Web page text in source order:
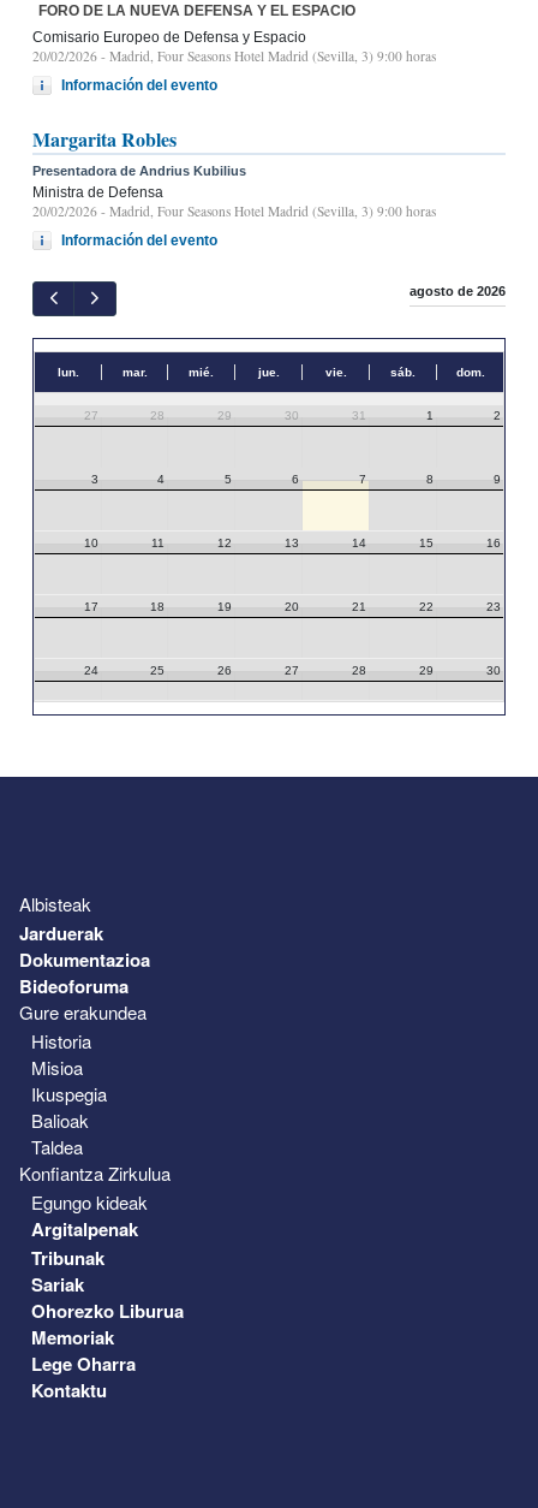
FORO DE LA NUEVA DEFENSA Y EL ESPACIO
Comisario Europeo de Defensa y Espacio
20/02/2026 - Madrid, Four Seasons Hotel Madrid (Sevilla, 3) 9:00 horas
Información del evento
Margarita Robles
Presentadora de Andrius Kubilius
Ministra de Defensa
20/02/2026 - Madrid, Four Seasons Hotel Madrid (Sevilla, 3) 9:00 horas
Información del evento
agosto de 2026
lun. mar. mié. jue. vie. sáb. dom.
27 28 29 30 31 1 2
3 4 5 6 7 8 9
10 11 12 13 14 15 16
17 18 19 20 21 22 23
24 25 26 27 28 29 30
Albisteak
Jarduerak
Dokumentazioa
Bideoforuma
Gure erakundea
Historia
Misioa
Ikuspegia
Balioak
Taldea
Konfiantza Zirkulua
Egungo kideak
Argitalpenak
Tribunak
Sariak
Ohorezko Liburua
Memoriak
Lege Oharra
Kontaktu